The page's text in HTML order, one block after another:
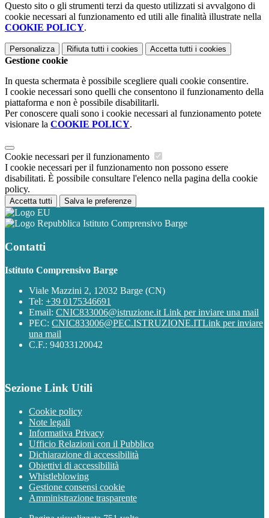
Questo sito o gli strumenti terzi da questo utilizzati si avvalgono di
cookie necessari al funzionamento ed utili alle finalità illustrate nella
COOKIE POLICY.
Personalizza Rifiuta tutti i cookies Accetta tutti i cookies
Gestione cookie
In questa schermata è possibile scegliere quali cookie consentire.
I cookie necessari sono quelli che consentono il funzionamento della
piattaforma e non è possibile disabilitarli.
Per conoscere quali sono i cookie necessari al funzionamento potete
visionare la COOKIE POLICY.
Cookie necessari per il funzionamento
I cookie necessari per il funzionamento non possono essere
disabilitati. È possibile consultare l'elenco nella pagina della cookie
policy.
Accetta tutti Salva le preferenze
Istituto Comprensivo Barge
Contatti
Istituto Comprensivo Barge
Viale Mazzini 2, 12032 Barge (CN)
Tel: +39 0175346691
Email: CNIC833006@istruzione.it Link per inviare una mail
PEC: CNIC833006@PEC.ISTRUZIONE.ITLink per inviare
una mail
C.F.: 94033120042
Sezione Link Utili
Cookie policy
Note legali
Informativa Privacy
Ufficio Relazioni con il Pubblico
Dichiarazione di accessibilità
Obiettivi di accessibilità
Whistleblowing
Gestione consensi cookie
Amministrazione trasparente